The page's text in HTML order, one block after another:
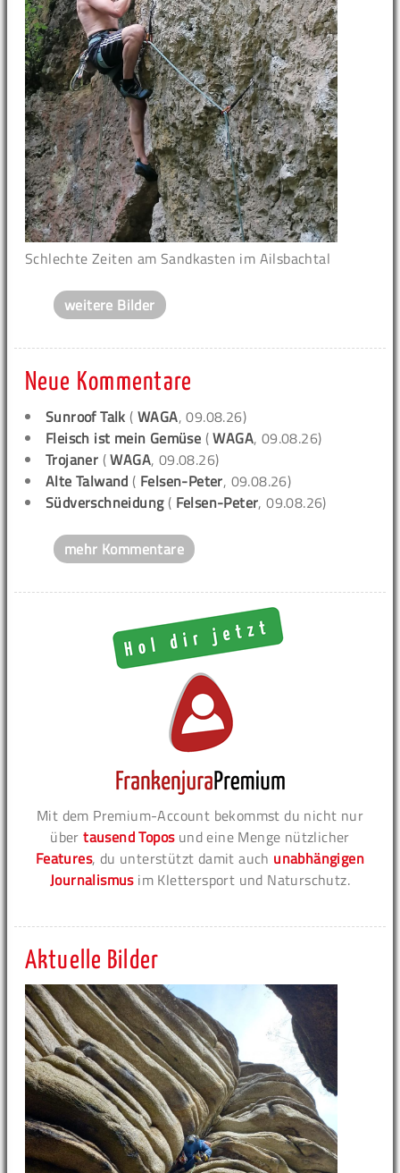
Schlechte Zeiten am Sandkasten im Ailsbachtal
weitere Bilder
Neue Kommentare
Sunroof Talk (WAGA, 09.08.26)
Fleisch ist mein Gemüse (WAGA, 09.08.26)
Trojaner (WAGA, 09.08.26)
Alte Talwand ( Felsen-Peter, 09.08.26)
Südverschneidung( Felsen-Peter, 09.08.26)
mehr Kommentare
Mit dem Premium-Account bekommst du nicht nur
übertausend Toposund eine Menge nützlicher
Features, du unterstützt damit auch unabhängigen
Journalismusim Klettersport und Naturschutz.
Aktuelle Bilder